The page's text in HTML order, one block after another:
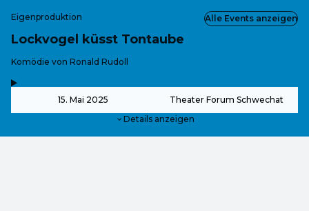
Eigenproduktion
Lockvogel küsst Tontaube
-
Komödie von Ronald Rudoll
15. Mai 2025 Theater Forum Schwechat
Details anzeigen
Alle Events anzeigen